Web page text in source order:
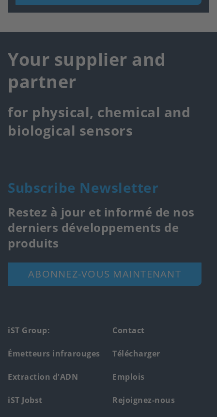
Your supplier and
partner
for physical, chemical and
biological sensors
Subscribe Newsletter
Restez à jour et informé de nos
derniers développements de
produits
ABONNEZ-VOUS MAINTENANT
Footer
main
menu
iST Group:
Émetteurs infrarouges
Extraction d'ADN
iST Jobst
Contact
Télécharger
Emplois
Rejoignez-nous